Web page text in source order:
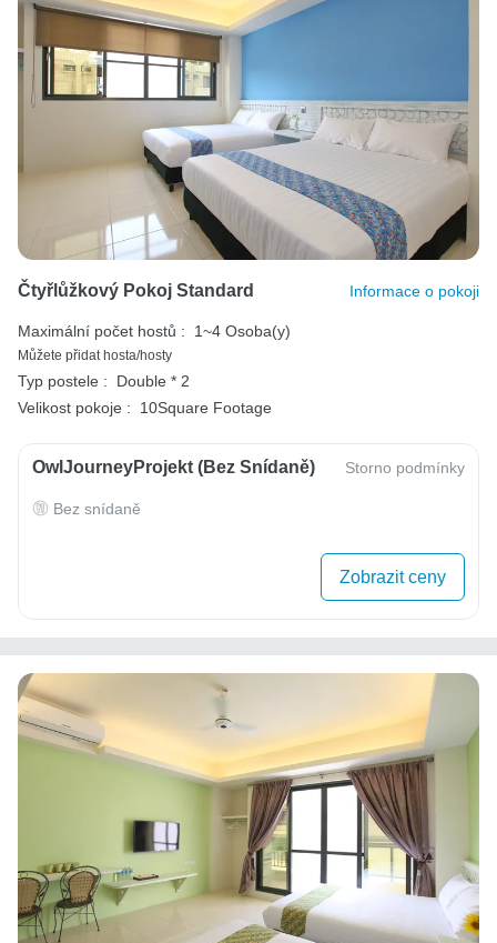
Čtyřlůžkový Pokoj Standard Informace o pokoji
Maximální počet hostů : 1~4 Osoba(y)
Můžete přidat hosta/hosty
Typ postele :
Double * 2
Velikost pokoje :
10Square Footage
OwlJourneyProjekt (bez Snídaně) Storno podmínky
Bez snídaně
Zobrazit ceny